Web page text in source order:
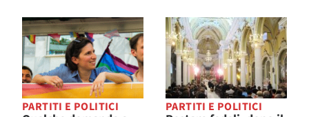
PARTITI E POLITICI PARTITI E POLITICI